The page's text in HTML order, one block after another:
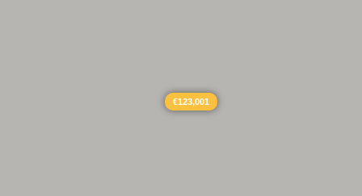
€123,001